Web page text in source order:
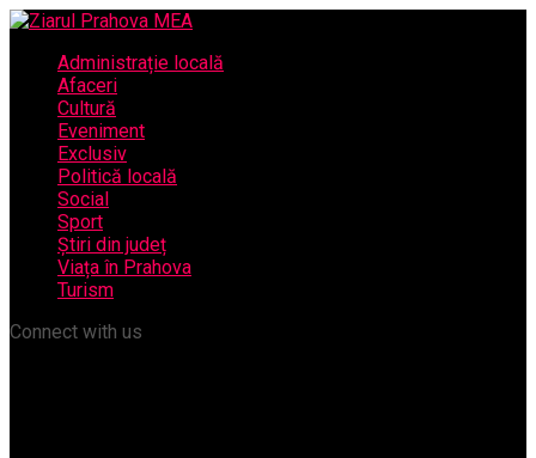
Administrație locală
Afaceri
Cultură
Eveniment
Exclusiv
Politică locală
Social
Sport
Știri din județ
Viața în Prahova
Turism
Connect with us